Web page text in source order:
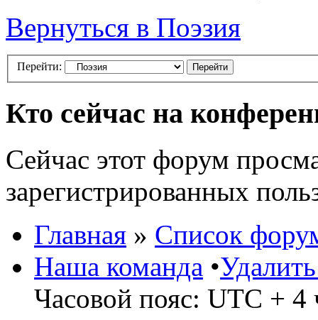
Вернуться в Поэзия
Перейти:
Кто сейчас на
Сейчас этот форум
зарегистрированных
Главная » Список
Наша команда •
Часовой пояс: UTC + 4